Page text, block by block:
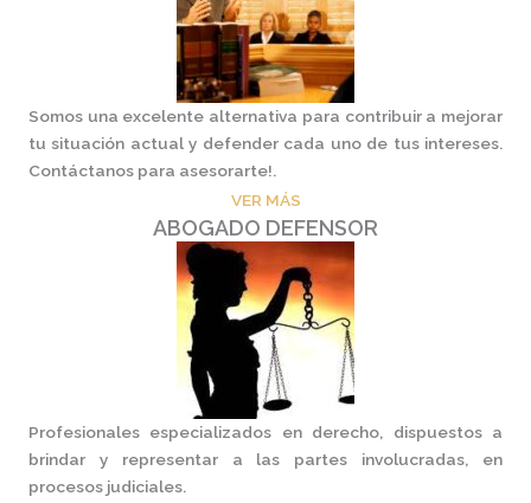
Somos una excelente alternativa para contribuir a mejorar
tu situación actual y defender cada uno de tus intereses.
Contáctanos para asesorarte!.
VER MÁS
ABOGADO DEFENSOR
Profesionales especializados en derecho, dispuestos a
brindar y representar a las partes involucradas, en
procesos judiciales.